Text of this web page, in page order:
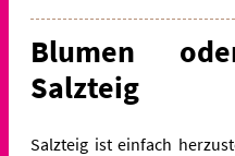
Blumen
Salzteig
Salzteig ist einfach